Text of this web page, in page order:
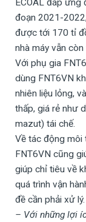
ECOAL đáp
đoạn 2021-
được tới 170 tỉ
nhà máy vẫn
Với phụ gia
dùng FNT6VN
nhiên liệu lỏng,
thấp, giá rẻ như
mazut) tái chế.
Về tác động môi
FNT6VN cũng
giúp chỉ tiêu về
quá trình vận
đề cần phải xử lý.
– Với những lợi